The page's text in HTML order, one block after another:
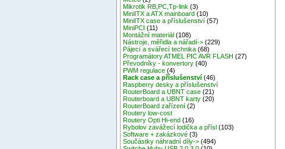
Mikrotik RB,PC,Tp-link (3)
MiniITX a ATX mainboard (10)
MiniITX case a příslušenství (57)
MiniPCI (11)
Montážní materiál (108)
Nástroje, měřidla a nářadí-> (229)
Pájecí a svářecí technika (68)
Programátory ATMEL PIC AVR FLASH (27)
Převodníky - konvertory (40)
PWM regulace (4)
Rack case a příslušenství (46)
Raspberry desky a příslušenství
RouterBoard a UBNT case (21)
Routerboard a UBNT karty (20)
RouterBoard zařízení (2)
Routery low-cost
Routery Opti Hi-end (16)
Rybolov zavážecí lodička a přísl (103)
Software + zakázkové (3)
Součástky náhradní díly-> (494)